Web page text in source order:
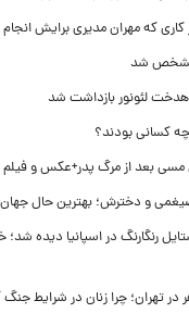
کاری که مهران مدیری برایش
مشخص شد
کسانی بودند؟
مسی بعد از مرگ پدر+عکس و فیلم
و دخترش؛ بهترین حال جهان
رنگارنگ در اسپانیا دیده
در تهران؛ چرا زنان در شرایط